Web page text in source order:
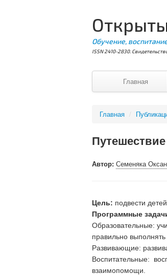
Обучение,
ISSN 2410-2830.
Главная
Главная /
Автор: Семеняка
Цель: подвести
Программные
Образовательные:
правильно
Развивающие:
Воспитательные:
взаимопомощи.